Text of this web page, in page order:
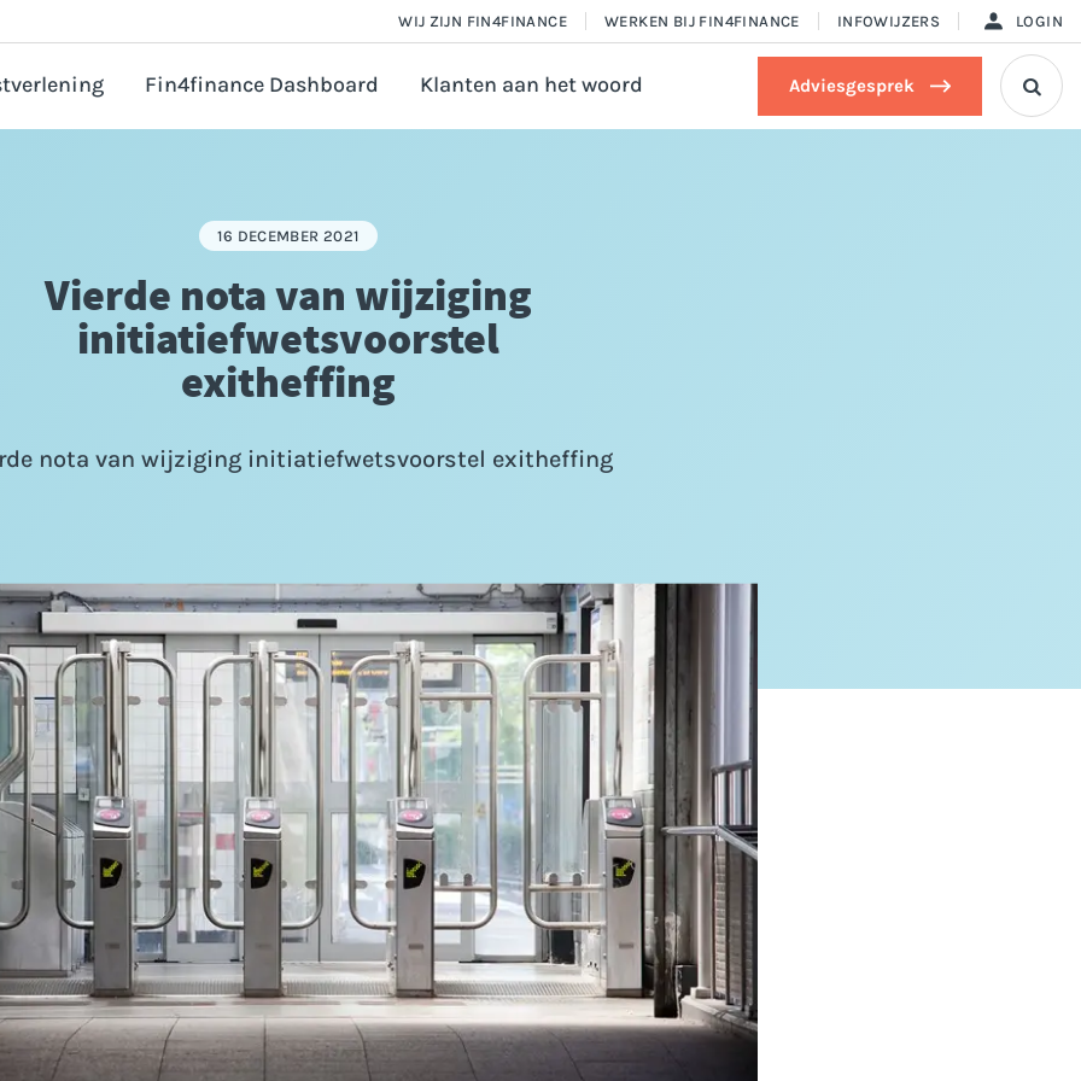
WIJ ZIJN FIN4FINANCE WERKEN BIJ FIN4FINANCE INFOWIJZERS LOGIN
ondernemer
aanvragen
Fin4finance Dashboard Klanten aan het woord Adviesgesprek 
16 DECEMBER 2021
Vierde nota van wijziging
initiatiefwetsvoorstel
exitheffing
nota van wijziging initiatiefwetsvoorstel exitheffing